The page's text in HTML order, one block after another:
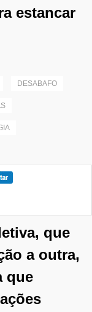
estancar
DESABAFO
que
a outra,
que